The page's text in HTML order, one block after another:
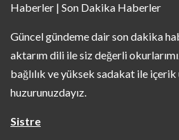
Haberler | Son Dakika Haberler
Güncel gündeme dair son dakika
aktarım dili ile siz değerli
bağlılık ve yüksek sadakat ile
huzurunuzdayız.
Sistre